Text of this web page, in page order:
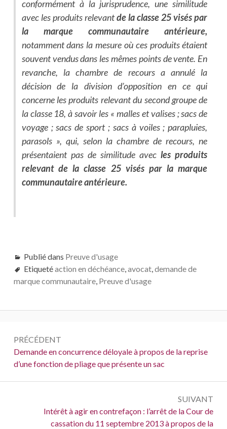
conformément à la jurisprudence, une similitude
avec les produits relevantde la classe 25 visés par
la marque communautaire antérieure,
notamment dans la mesure où ces produits étaient
souvent vendus dans les mêmes points de vente. En
revanche, la chambre de recours a annulé la
décision de la division d’opposition en ce qui
concerne les produits relevant du second groupe de
la classe 18, à savoir les « malles et valises ; sacs de
voyage ; sacs de sport ; sacs à voiles ; parapluies,
parasols », qui, selon la chambre de recours, ne
présentaient pas de similitude avecles produits
relevant de la classe 25 visés par la marque
communautaire antérieure.
Publié dans Preuve d'usage
Etiquetéaction en déchéance,avocat,demande de
marque communautaire, Preuve d'usage
de
l’article
PRÉCÉDENT
Précédent :
Demande en concurrence déloyale à propos de la reprise
d’une fonction de pliage que présente un sac
SUIVANT
Suivant :
Intérêt à agir en contrefaçon : l’arrêt de la Cour de
cassation du 11 septembre 2013 à propos de la